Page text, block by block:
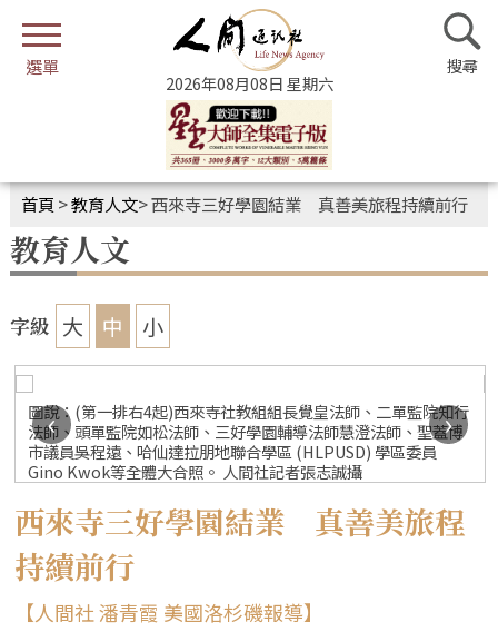
2026年08月08日 星期六
首頁 >教育人文>西來寺三好學園結業 真善美旅程持續前行
教育人文
字級 大 中 小
圖說：(第一排右4起)西來寺社教組組長覺皇法師、二單監院知行
法師、頭單監院如松法師、三好學園輔導法師慧澄法師、聖蓋博
市議員吳程遠、哈仙達拉朋地聯合學區 (HLPUSD) 學區委員
Gino Kwok等全體大合照。 人間社記者張志誠攝
‹ ›
西來寺三好學園結業 真善美旅程
持續前行
【人間社 潘青霞 美國洛杉磯報導】